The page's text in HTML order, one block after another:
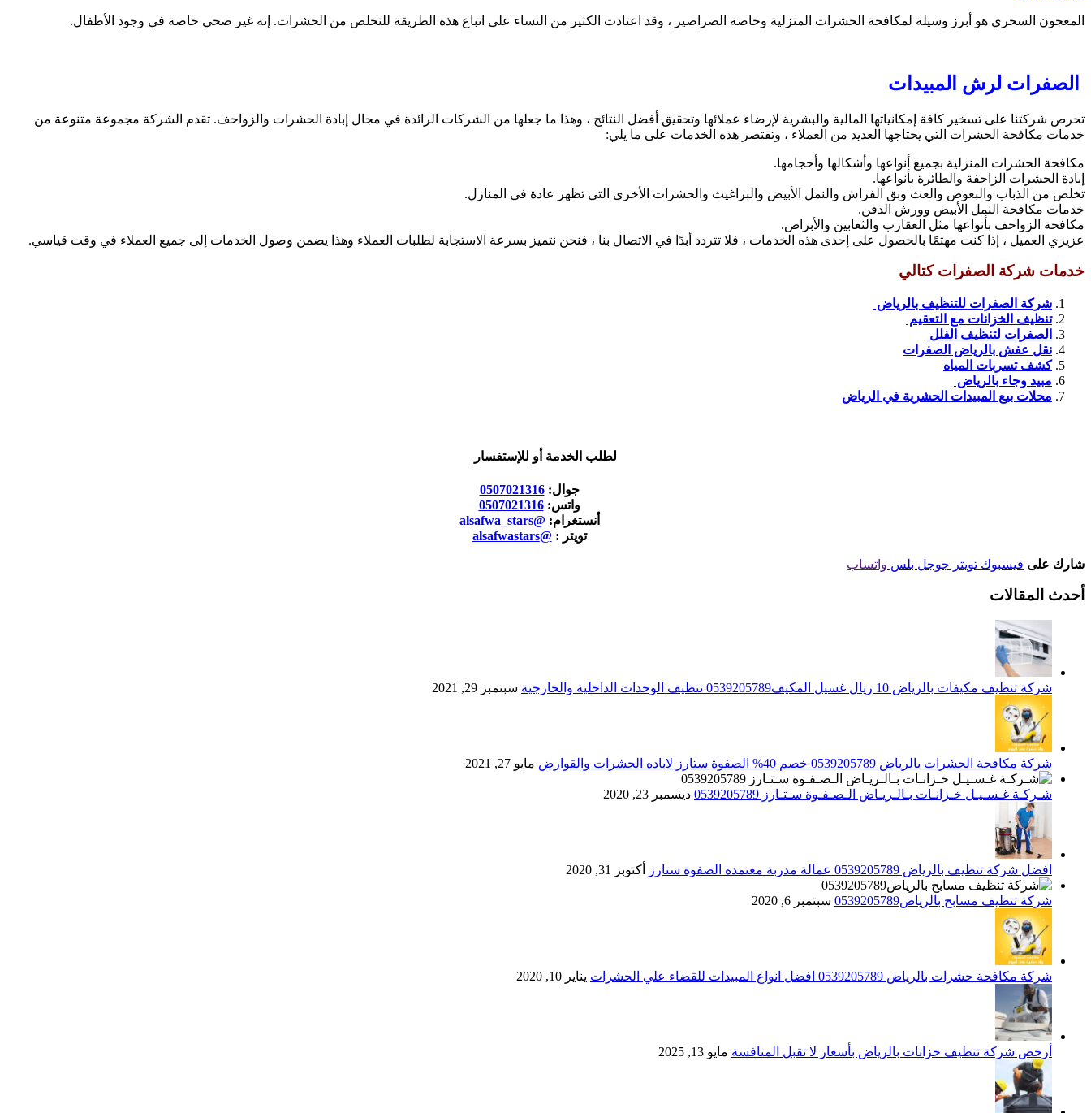
المعجون السحري هو أبرز وسيلة لمكافحة الحشرات المنزلية وخاصة الصراصير ، وقد اعتادت الكثير من النساء على اتباع هذه الطريقة للتخلص من الحشرات. إنه غير صحي خاصة في وجود الأطفال.
الصفرات لرش المبيدات
تحرص شركتنا على تسخير كافة إمكانياتها المالية والبشرية لإرضاء عملائها وتحقيق أفضل النتائج ، وهذا ما جعلها من الشركات الرائدة في مجال إبادة الحشرات والزواحف. تقدم الشركة مجموعة متنوعة من
خدمات مكافحة الحشرات التي يحتاجها العديد من العملاء ، وتقتصر هذه الخدمات على ما يلي:
مكافحة الحشرات المنزلية بجميع أنواعها وأشكالها وأحجامها.
إبادة الحشرات الزاحفة والطائرة بأنواعها.
تخلص من الذباب والبعوض والعث وبق الفراش والنمل الأبيض والبراغيث والحشرات الأخرى التي تظهر عادة في المنازل.
خدمات مكافحة النمل الأبيض وورش الدفن.
مكافحة الزواحف بأنواعها مثل العقارب والثعابين والأبراص.
عزيزي العميل ، إذا كنت مهتمًا بالحصول على إحدى هذه الخدمات ، فلا تتردد أبدًا في الاتصال بنا ، فنحن نتميز بسرعة الاستجابة لطلبات العملاء وهذا يضمن وصول الخدمات إلى جميع العملاء في وقت قياسي.
خدمات شركة الصفرات كتالي
شركة الصفرات للتنظيف بالرياض
تنظيف الخزانات مع التعقيم
الصفرات لتنظيف الفلل
نقل عفش بالرياض الصفرات
كشف تسربات المياه
مبيد وجاء بالرياض
محلات بيع المبيدات الحشرية في الرياض
لطلب الخدمة أو للإستفسار
جوال:0507021316
واتس:0507021316
أنستغرام: @alsafwa_stars
تويتر : @alsafwastars
شارك على فيسبوك تويتر جوجل بلس واتساب
أحدث المقالات
شركة تنظيف مكيفات بالرياض 10 ريال غسيل المكيف0539205789 تنظيف الوحدات الداخلية والخارجية سبتمبر 29, 2021
شركة مكافحة الحشرات بالرياض 0539205789 خصم 40% الصفوة ستارز لاباده الحشرات والقوارض مايو 27, 2021
شـركـة غـسـيـل خـزانـات بـالـريـاض الـصـفـوة سـتـارز 0539205789 ديسمبر 23, 2020
افضل شركة تنظيف بالرياض 0539205789 عمالة مدربة معتمده الصفوة ستارز أكتوبر 31, 2020
شركة تنظيف مسابح بالرياض0539205789 سبتمبر 6, 2020
شركة مكافحة حشرات بالرياض 0539205789 افضل انواع المبيدات للقضاء علي الحشرات يناير 10, 2020
أرخص شركة تنظيف خزانات بالرياض بأسعار لا تقبل المنافسة مايو 13, 2025